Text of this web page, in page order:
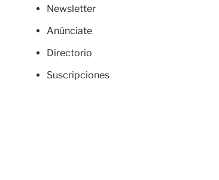
Newsletter
Anúnciate
Directorio
Suscripciones